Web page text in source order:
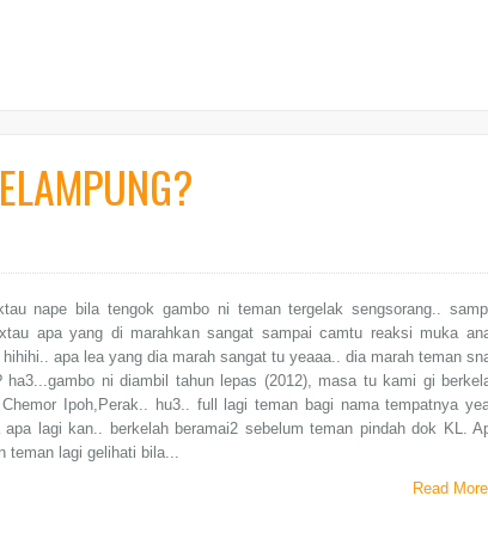
nape bila tengok gambo ni teman tergelak sengsorang..
apa yang di marahkan sangat sampai camtu reaksi muka
apa lea yang dia marah sangat tu yeaaa.. dia marah teman
ha3...gambo ni diambil tahun lepas (2012), masa tu kami gi
Ipoh,Perak.. hu3.. full lagi teman bagi nama tempatnya
lagi kan.. berkelah beramai2 sebelum teman pindah dok KL.
teman lagi gelihati bila...
Read More